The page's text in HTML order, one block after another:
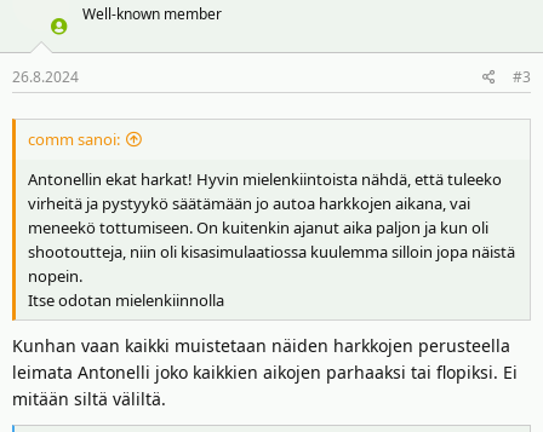
Well-known member
26.8.2024 #3
comm sanoi:
Antonellin ekat harkat! Hyvin mielenkiintoista nähdä, että tuleeko
virheitä ja pystyykö säätämään jo autoa harkkojen aikana, vai
meneekö tottumiseen. On kuitenkin ajanut aika paljon ja kun oli
shootoutteja, niin oli kisasimulaatiossa kuulemma silloin jopa näistä
nopein.
Itse odotan mielenkiinnolla
Kunhan vaan kaikki muistetaan näiden harkkojen perusteella
leimata Antonelli joko kaikkien aikojen parhaaksi tai flopiksi. Ei
mitään siltä väliltä.